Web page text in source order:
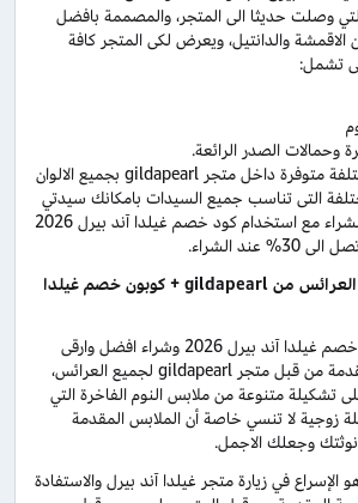
وصلت حديثا الى المتجر، والمصممة بافضل
والدانتيل، ويعرض لكى المتجر كافة
تشمل:
وحمالات الصدر الرائعة.
كل هذه التصاميم المختلفة متوفرة داخل متجر gildapearl بجميع الالوان
التى تناسب جميع السيدات بامكانك سيدتي
الجميلة زيارة المتجر والشراء مع استخدام كود خصم غيلدا آند بيرل 2026
الشراء.
تعرفي على مجموعات العرائس من gildapearl + كوبون خصم غيلدا
يمكنك الان تفعيل كود خصم غيلدا آند بيرل 2026 وشراء افضل وارقى
المجموعات الرائعة المقدمة من قبل متجر gildapearl لجميع العرائس،
متنوعة من ملابس النوم الفاخرة التي
زوجية لا تنسي خاصة أن الملابس المقدمة
وجعلك الاجمل.
في زيارة متجر غيلدا آند بيرل والاستفادة